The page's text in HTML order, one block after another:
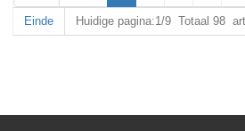
Einde Huidige pagina:1/9 Totaal 98